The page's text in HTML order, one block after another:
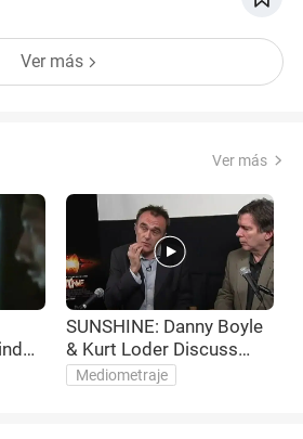
Ver más
Ver más
SUNSHINE: Danny Boyle
& Kurt Loder Discuss
Science
Mediometraje